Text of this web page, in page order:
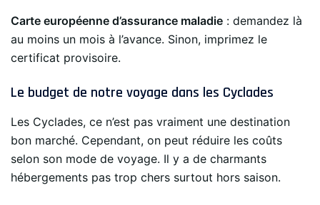
Carte européenne d’assurance maladie : demandez là
au moins un mois à l’avance. Sinon, imprimez le
certificat provisoire.
Le budget de notre voyage dans les Cyclades
Les Cyclades, ce n’est pas vraiment une destination
bon marché. Cependant, on peut réduire les coûts
selon son mode de voyage. Il y a de charmants
hébergements pas trop chers surtout hors saison.